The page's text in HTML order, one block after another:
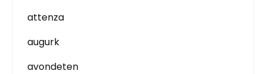
attenza
augurk
avondeten